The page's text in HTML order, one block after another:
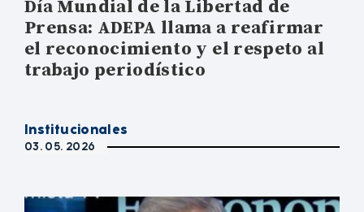
Día Mundial de la Libertad de
Prensa: ADEPA llama a reafirmar
el reconocimiento y el respeto al
trabajo periodístico
Institucionales
03. 05. 2026